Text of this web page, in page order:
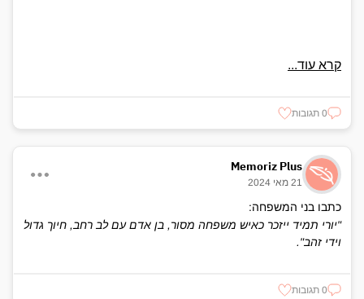
קרא עוד...
0 תגובות
Memoriz Plus
21 מאי 2024
כתבו בני המשפחה:
"יורי תמיד ייזכר כאיש משפחה מסור, בן אדם עם לב רחב, חיוך גדול
וידי זהב".
0 תגובות